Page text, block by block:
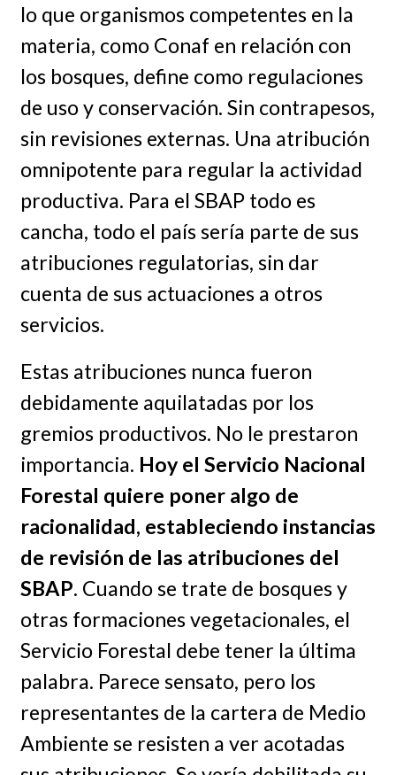
lo que organismos competentes en la
materia, como Conaf en relación con
los bosques, define como regulaciones
de uso y conservación. Sin contrapesos,
sin revisiones externas. Una atribución
omnipotente para regular la actividad
productiva. Para el SBAP todo es
cancha, todo el país sería parte de sus
atribuciones regulatorias, sin dar
cuenta de sus actuaciones a otros
servicios.
Estas atribuciones nunca fueron
debidamente aquilatadas por los
gremios productivos. No le prestaron
importancia. Hoy el Servicio Nacional
Forestal quiere poner algo de
racionalidad, estableciendo instancias
de revisión de las atribuciones del
SBAP. Cuando se trate de bosques y
otras formaciones vegetacionales, el
Servicio Forestal debe tener la última
palabra. Parece sensato, pero los
representantes de la cartera de Medio
Ambiente se resisten a ver acotadas